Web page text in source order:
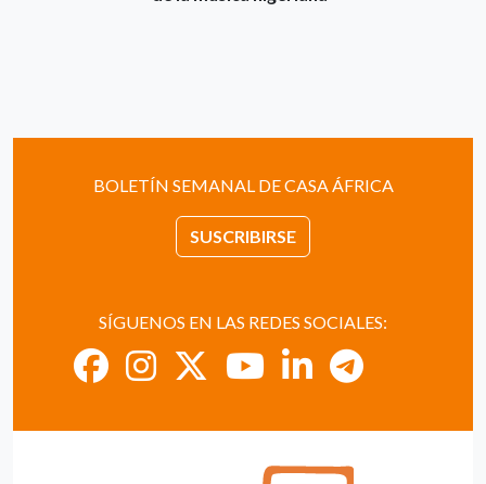
BOLETÍN SEMANAL DE CASA ÁFRICA
SUSCRIBIRSE
SÍGUENOS EN LAS REDES SOCIALES: